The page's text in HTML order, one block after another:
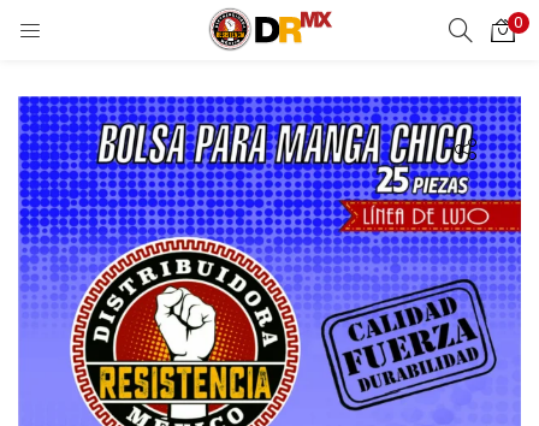
0
Enter your username and password to login.
Remember me
Login
Lost password?